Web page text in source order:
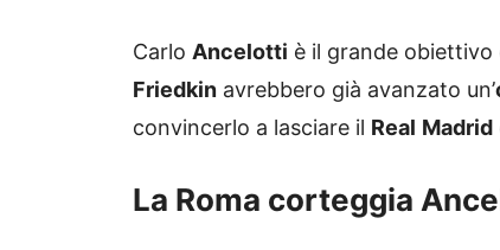
Carlo Ancelotti è il grande obiettivo
Friedkin avrebbero già avanzato un’
convincerlo a lasciare il Real Madrid
La Roma corteggia